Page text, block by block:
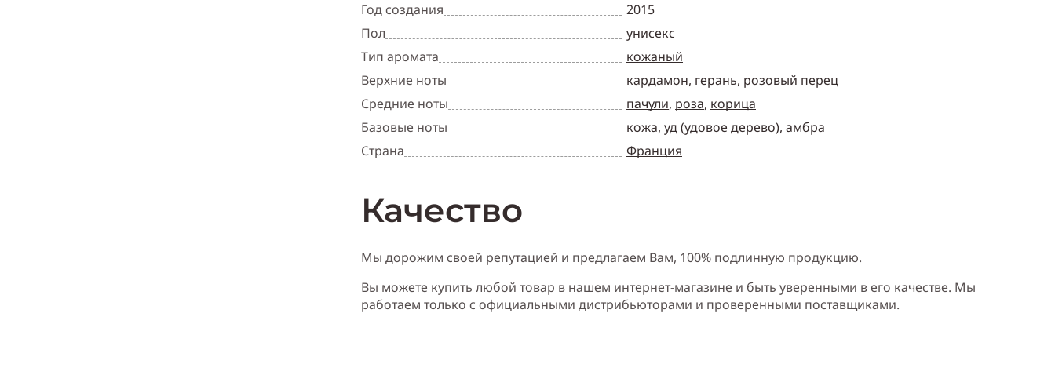
Год создания
Пол
Тип аромата
Верхние ноты
Средние ноты
Базовые ноты
Страна
2015
унисекс
кожаный
кардамон, герань, розовый перец
пачули, роза, корица
кожа, уд (удовое дерево), амбра
Франция
Качество
Мы дорожим своей репутацией и предлагаем Вам, 100% подлинную продукцию.
Вы можете купить любой товар в нашем интернет-магазине и быть уверенными в его качестве. Мы
работаем только с официальными дистрибьюторами и проверенными поставщиками.